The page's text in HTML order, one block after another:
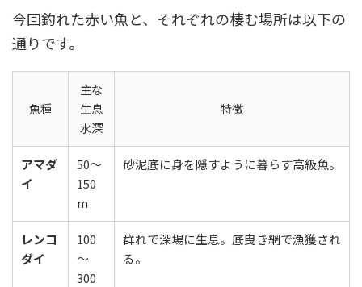
今回釣れた赤い魚と、それぞれの棲む場所は以下の
通りです。
魚種
主な
生息
水深
特徴
アマダ
イ
50〜
150
m
砂泥底に身を隠すように暮らす高級魚。
レンコ
ダイ
100
〜
300
群れで深場に生息。底曳き網で漁獲され
る。